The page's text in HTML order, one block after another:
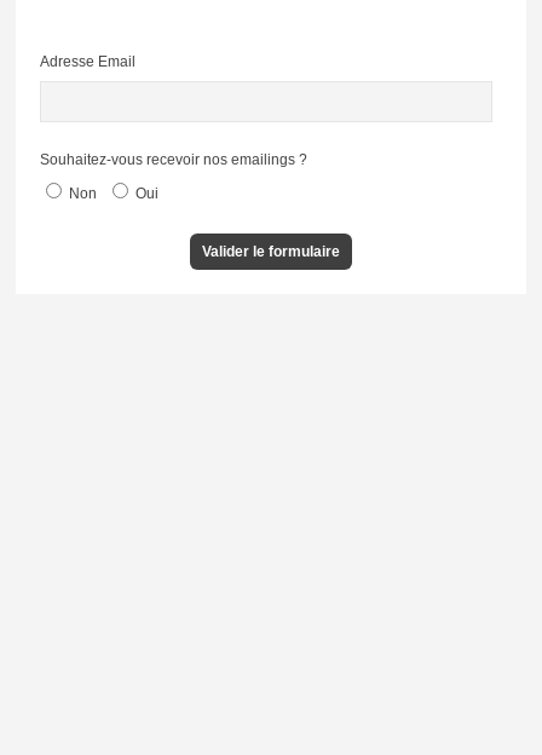
Adresse Email
Souhaitez-vous recevoir nos emailings ?
Non
Oui
Valider le formulaire